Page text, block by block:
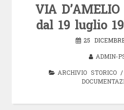
VIA
dal 19 luglio
25
ADMIN-
ARCHIVIO STORICO/